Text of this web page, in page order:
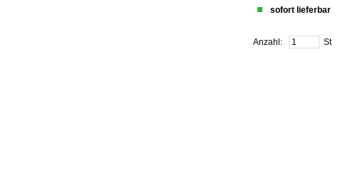
sofort lieferbar
Anzahl: St